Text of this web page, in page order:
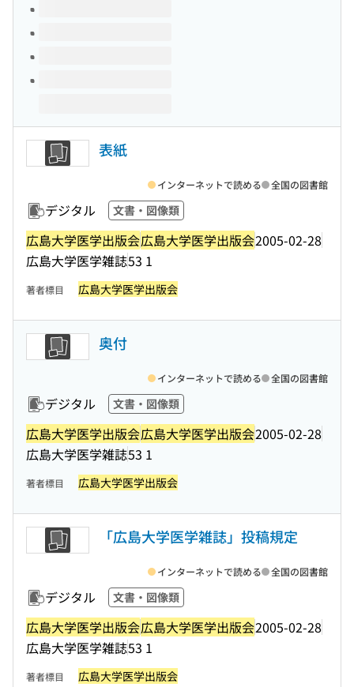
表紙
デジタル 文書・図像類
広島大学医学出版会広島大学医学出版会2005-02-28
広島大学医学雑誌53 1
インターネットで読める 全国の図書館
著者標目 広島大学医学出版会
奥付
デジタル 文書・図像類
広島大学医学出版会広島大学医学出版会2005-02-28
広島大学医学雑誌53 1
インターネットで読める 全国の図書館
著者標目 広島大学医学出版会
「広島大学医学雑誌」投稿規定
デジタル 文書・図像類
広島大学医学出版会広島大学医学出版会2005-02-28
広島大学医学雑誌53 1
インターネットで読める 全国の図書館
著者標目 広島大学医学出版会